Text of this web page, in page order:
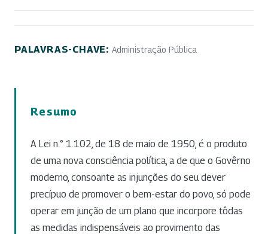
PALAVRAS-CHAVE: Administração Pública
Resumo
A Lei n.° 1.102, de 18 de maio de 1950, é o produto
de uma nova consciência política, a de que o Govêrno
moderno, consoante as injunções do seu dever
precípuo de promover o bem-estar do povo, só pode
operar em junção de um plano que incorpore tôdas
as medidas indispensáveis ao provimento das